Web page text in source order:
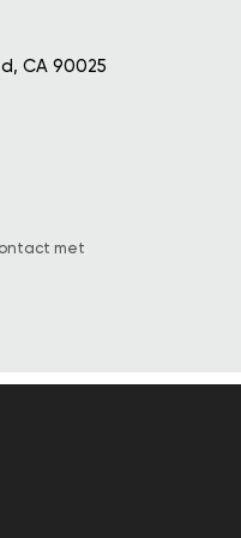
CA 90025
met